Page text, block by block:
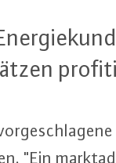
"Ein